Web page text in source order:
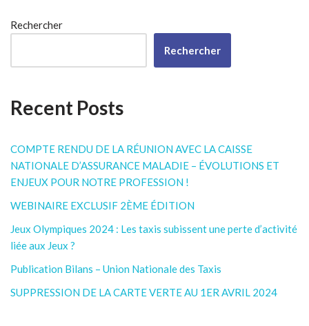
Rechercher
Rechercher
Recent Posts
COMPTE RENDU DE LA RÉUNION AVEC LA CAISSE
NATIONALE D’ASSURANCE MALADIE – ÉVOLUTIONS ET
ENJEUX POUR NOTRE PROFESSION !
WEBINAIRE EXCLUSIF 2ÈME ÉDITION
Jeux Olympiques 2024 : Les taxis subissent une perte d’activité
liée aux Jeux ?
Publication Bilans – Union Nationale des Taxis
SUPPRESSION DE LA CARTE VERTE AU 1ER AVRIL 2024